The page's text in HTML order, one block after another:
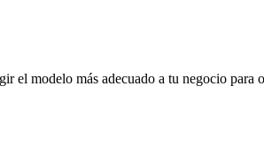
el modelo más adecuado a tu negocio